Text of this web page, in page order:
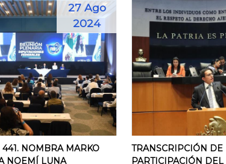
27 Ago
2024
441. NOMBRA MARKO
NOEMÍ LUNA
TRANSCRIPCIÓN DE
PARTICIPACIÓN